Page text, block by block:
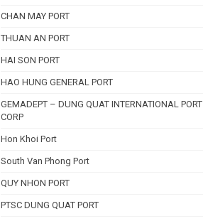
CHAN MAY PORT
THUAN AN PORT
HAI SON PORT
HAO HUNG GENERAL PORT
GEMADEPT – DUNG QUAT INTERNATIONAL PORT
CORP
Hon Khoi Port
South Van Phong Port
QUY NHON PORT
PTSC DUNG QUAT PORT